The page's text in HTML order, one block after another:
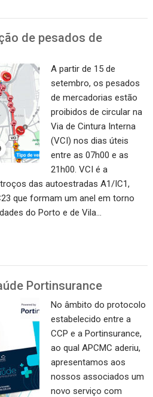
de pesados de
A partir de 15 de
setembro, os pesados
de mercadorias estão
proibidos de circular na
Via de Cintura Interna
(VCI) nos dias úteis
entre as 07h00 e as
21h00. VCI é a
das autoestradas A1/IC1,
que formam um anel em torno
do Porto e de Vila…
Portinsurance
No âmbito do protocolo
estabelecido entre a
CCP e a Portinsurance,
ao qual APCMC aderiu,
apresentamos aos
nossos associados um
novo serviço com